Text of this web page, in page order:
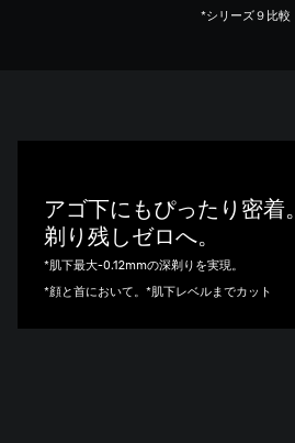
*シリーズ９比較
アゴ下にもぴったり密着。
剃り残しゼロへ。
*肌下最大-0.12mmの深剃りを実現。
*顔と首において。*肌下レベルまでカット